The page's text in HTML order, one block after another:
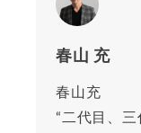
春山 充
春山充
“二代目、